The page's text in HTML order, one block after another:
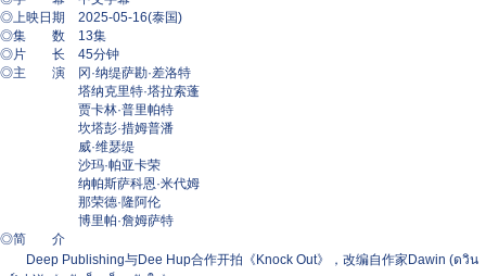
◎上映日期 2025-05-16(泰国)
◎集 数 13集
◎片 长 45分钟
◎主 演 冈·纳缇萨勘·差洛特
塔纳克里特·塔拉索蓬
贾卡林·普里帕特
坎塔彭·措姆普潘
威·维瑟缇
沙玛·帕亚卡荣
纳帕斯萨科恩·米代姆
那荣德·隆阿伦
博里帕·詹姆萨特
◎简 介
Deep Publishing与Dee Hup合作开拍《Knock Out》，改编自作家Dawin (ดวิน